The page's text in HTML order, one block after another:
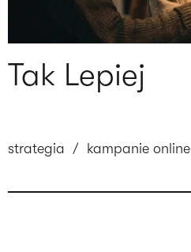
Tak Lepiej
strategia / kampanie online